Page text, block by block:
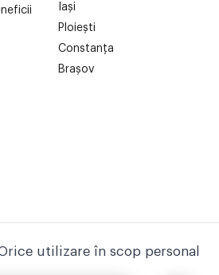
Iași
Ploiești
Constanța
Brașov
utilizare în scop personal